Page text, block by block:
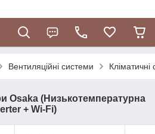
Вентиляційні системи Кліматичні
Osaka (Низькотемпературна
+ Wi-Fi)